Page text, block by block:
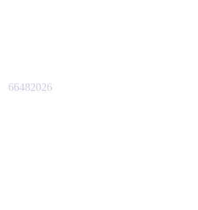
66482026